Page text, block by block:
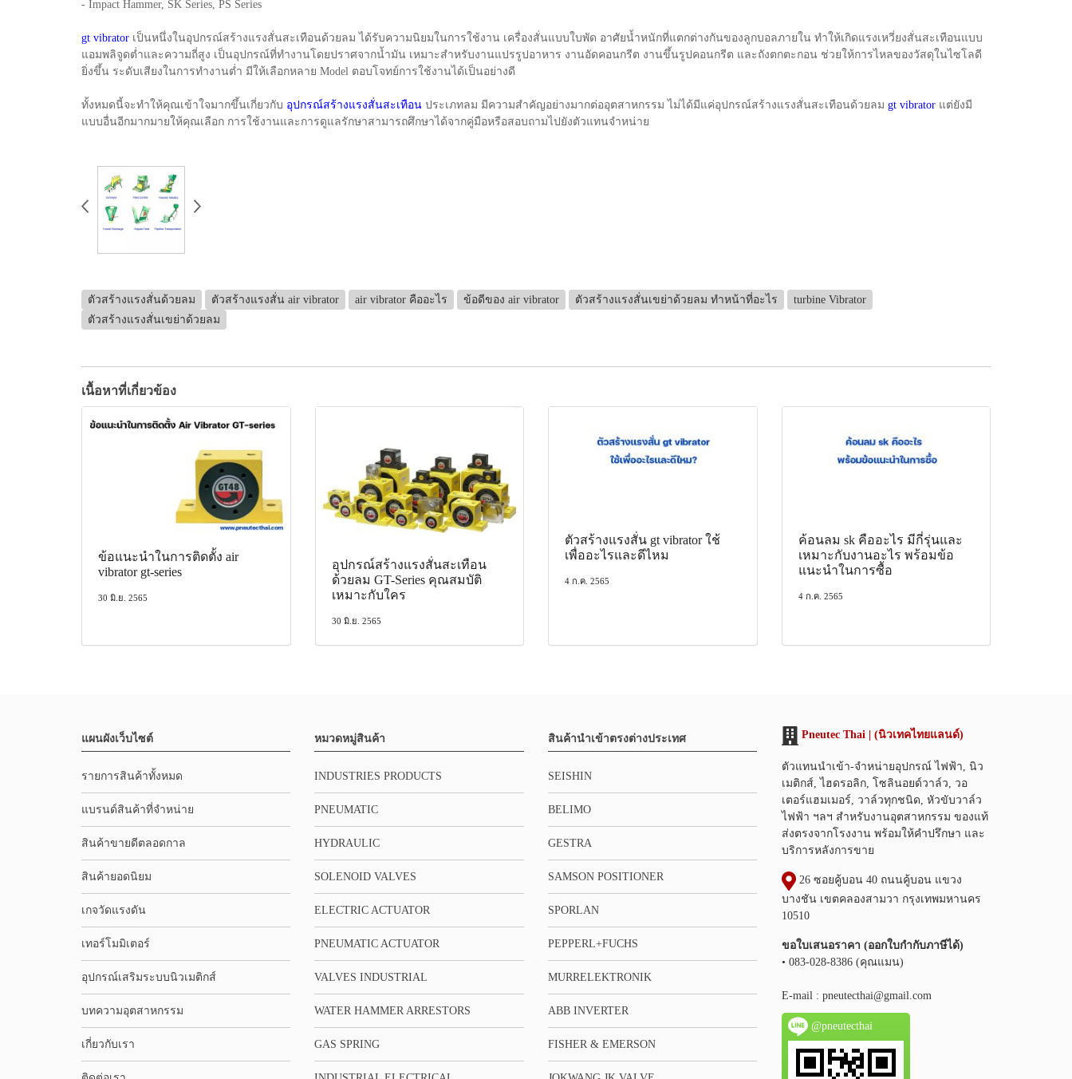
- Impact Hammer, SK Series, PS Series
gt vibrator เป็นหนึ่งในอุปกรณ์สร้างแรงสั่นสะเทือนด้วยลม ได้รับความนิยมในการใช้งาน เครื่องสั่นแบบใบพัด อาศัยน้ำหนักที่แตกต่างกันของลูกบอลภายใน ทำให้เกิดแรงเหวี่ยงสั่นสะเทือนแบบ
แอมพลิจูดต่ำและความถี่สูง เป็นอุปกรณ์ที่ทำงานโดยปราศจากน้ำมัน เหมาะสำหรับงานแปรรูปอาหาร งานอัดคอนกรีต งานขึ้นรูปคอนกรีต และถังตกตะกอน ช่วยให้การไหลของวัสดุในไซโลดี
ยิ่งขึ้น ระดับเสียงในการทำงานต่ำ มีให้เลือกหลาย Model ตอบโจทย์การใช้งานได้เป็นอย่างดี
ทั้งหมดนี้จะทำให้คุณเข้าใจมากขึ้นเกี่ยวกับ อุปกรณ์สร้างแรงสั่นสะเทือน ประเภทลม มีความสำคัญอย่างมากต่ออุตสาหกรรม ไม่ได้มีแค่อุปกรณ์สร้างแรงสั่นสะเทือนด้วยลม gt vibrator แต่ยังมี
แบบอื่นอีกมากมายให้คุณเลือก การใช้งานและการดูแลรักษาสามารถศึกษาได้จากคู่มือหรือสอบถามไปยังตัวแทนจำหน่าย
ตัวสร้างแรงสั่นด้วยลม ตัวสร้างแรงสั่น air vibrator air vibrator คืออะไร ข้อดีของ air vibrator ตัวสร้างแรงสั่นเขย่าด้วยลม ทำหน้าที่อะไร
turbine Vibrator
ตัวสร้างแรงสั่นเขย่าด้วยลม
เนื้อหาที่เกี่ยวข้อง
ข้อแนะนำในการติดตั้ง air
vibrator gt-series
30 มิ.ย. 2565
อุปกรณ์สร้างแรงสั่นสะเทือน
ด้วยลม GT-Series คุณสมบัติ
เหมาะกับใคร
30 มิ.ย. 2565
ตัวสร้างแรงสั่น gt vibrator ใช้
เพื่ออะไรและดีไหม
4 ก.ค. 2565
ค้อนลม sk คืออะไร มีกี่รุ่นและ
เหมาะกับงานอะไร พร้อมข้อ
แนะนำในการซื้อ
4 ก.ค. 2565
แผนผังเว็บไซต์
รายการสินค้าทั้งหมด
แบรนด์สินค้าที่จำหน่าย
สินค้าขายดีตลอดกาล
สินค้ายอดนิยม
เกจวัดแรงดัน
เทอร์โมมิเตอร์
อุปกรณ์เสริมระบบนิวเมติกส์
บทความอุตสาหกรรม
เกี่ยวกับเรา
หมวดหมู่สินค้า
INDUSTRIES PRODUCTS
PNEUMATIC
HYDRAULIC
SOLENOID VALVES
ELECTRIC ACTUATOR
PNEUMATIC ACTUATOR
VALVES INDUSTRIAL
WATER HAMMER ARRESTORS
GAS SPRING
สินค้านำเข้าตรงต่างประเทศ
SEISHIN
BELIMO
GESTRA
SAMSON POSITIONER
SPORLAN
PEPPERL+FUCHS
MURRELEKTRONIK
ABB INVERTER
FISHER & EMERSON
Pneutec Thai | (นิวเทคไทยแลนด์)
ตัวแทนนำเข้า-จำหน่ายอุปกรณ์ ไฟฟ้า, นิว
เมติกส์, ไฮดรอลิก, โซลินอยด์วาล์ว, วอ
เตอร์แฮมเมอร์, วาล์วทุกชนิด, หัวขับวาล์ว
ไฟฟ้า ฯลฯ สำหรับงานอุตสาหกรรม ของแท้
ส่งตรงจากโรงงาน พร้อมให้คำปรึกษา และ
บริการหลังการขาย
26 ซอยคู้บอน 40 ถนนคู้บอน แขวง
บางชัน เขตคลองสามวา กรุงเทพมหานคร
10510
ขอใบเสนอราคา (ออกใบกำกับภาษีได้)
• 083-028-8386 (คุณแมน)
E-mail : pneutecthai@gmail.com
@pneutecthai